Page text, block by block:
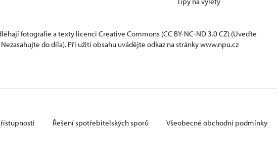
fotografie a texty licenci Creative Commons (CC BY-NC-ND 3.0 CZ) (Uveďte
do díla). Při užití obsahu uvádějte odkaz na stránky www.npu.cz
Řešení spotřebitelských sporů Všeobecné obchodní podmínky